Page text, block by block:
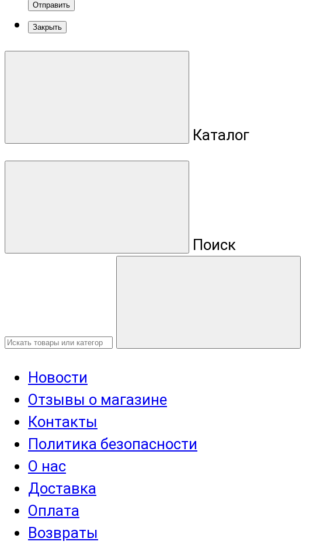
Отправить
Закрыть
Каталог
Поиск
Новости
Отзывы о магазине
Контакты
Политика безопасности
О нас
Доставка
Оплата
Возвраты